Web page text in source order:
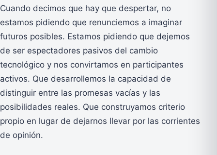
Cuando decimos que hay que despertar, no
estamos pidiendo que renunciemos a imaginar
futuros posibles. Estamos pidiendo que dejemos
de ser espectadores pasivos del cambio
tecnológico y nos convirtamos en participantes
activos. Que desarrollemos la capacidad de
distinguir entre las promesas vacías y las
posibilidades reales. Que construyamos criterio
propio en lugar de dejarnos llevar por las corrientes
de opinión.